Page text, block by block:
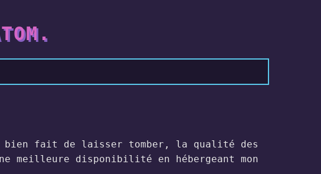
fait de laisser tomber, la qualité des
meilleure disponibilité en hébergeant mon